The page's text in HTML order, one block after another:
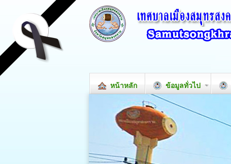
หน้าหลัก ข้อมูลทั่วไป